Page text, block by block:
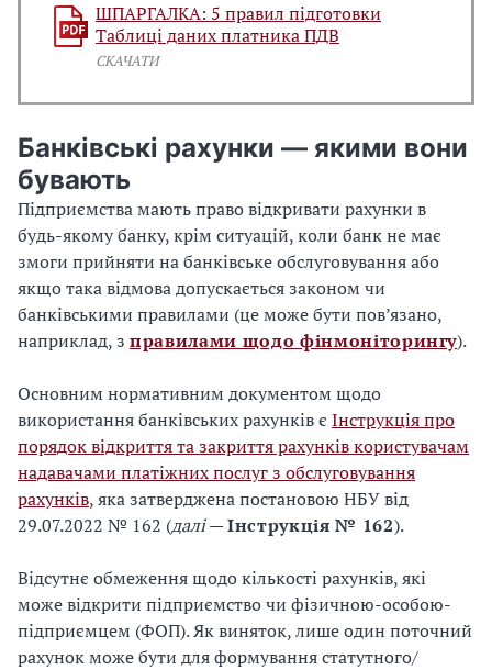
ШПАРГАЛКА: 5 правил підготовки
Таблиці даних платника ПДВ
СКАЧАТИ
Банківські рахунки — якими вони
бувають
Підприємства мають право відкривати рахунки в
будь-якому банку, крім ситуацій, коли банк не має
змоги прийняти на банківське обслуговування або
якщо така відмова допускається законом чи
банківськими правилами (це може бути пов’язано,
наприклад, з правилами щодо фінмоніторингу).
Основним нормативним документом щодо
використання банківських рахунків є Інструкція про
порядок відкриття та закриття рахунків користувачам
надавачами платіжних послуг з обслуговування
рахунків, яка затверджена постановою НБУ від
29.07.2022 № 162 (далі—Інструкція № 162).
Відсутнє обмеження щодо кількості рахунків, які
може відкрити підприємство чи фізичною-особою-
підприємцем (ФОП). Як виняток, лише один поточний
рахунок може бути для формування статутного/